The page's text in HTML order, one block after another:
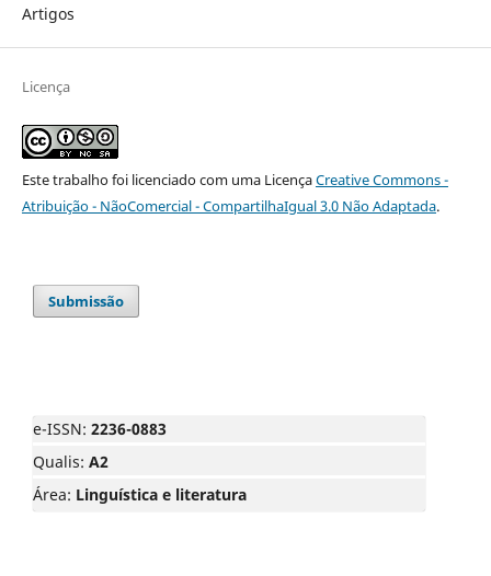
Artigos
Licença
Este trabalho foi licenciado com uma LicençaCreative Commons -
Atribuição - NãoComercial - CompartilhaIgual 3.0 Não Adaptada.
Submissão
e-ISSN: 2236-0883
Qualis: A2
Área: Linguística e literatura